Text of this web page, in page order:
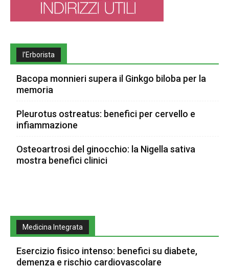
l’Erborista
Bacopa monnieri supera il Ginkgo biloba per la
memoria
Pleurotus ostreatus: benefici per cervello e
infiammazione
Osteoartrosi del ginocchio: la Nigella sativa
mostra benefici clinici
Medicina Integrata
Esercizio fisico intenso: benefici su diabete,
demenza e rischio cardiovascolare